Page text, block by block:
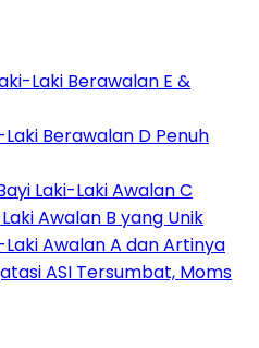
Laki Berawalan E &
Berawalan D Penuh
Laki-Laki Awalan C
Awalan B yang Unik
Awalan A dan Artinya
ASI Tersumbat, Moms